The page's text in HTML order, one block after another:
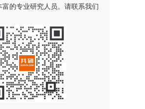
的专业研究人员。请联系我们